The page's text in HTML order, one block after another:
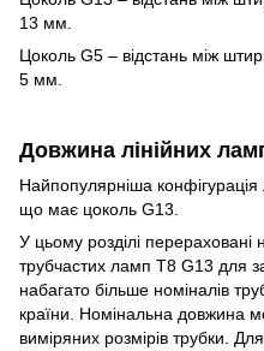
13 мм.
Цоколь G5 – відстань між
5 мм.
Довжина лінійних
Найпопулярніша
що має цоколь G13.
У цьому розділі
трубчастих ламп Т8 G13 для
набагато більше номіналів
країни. Номінальна довжина
виміряних розмірів трубки.